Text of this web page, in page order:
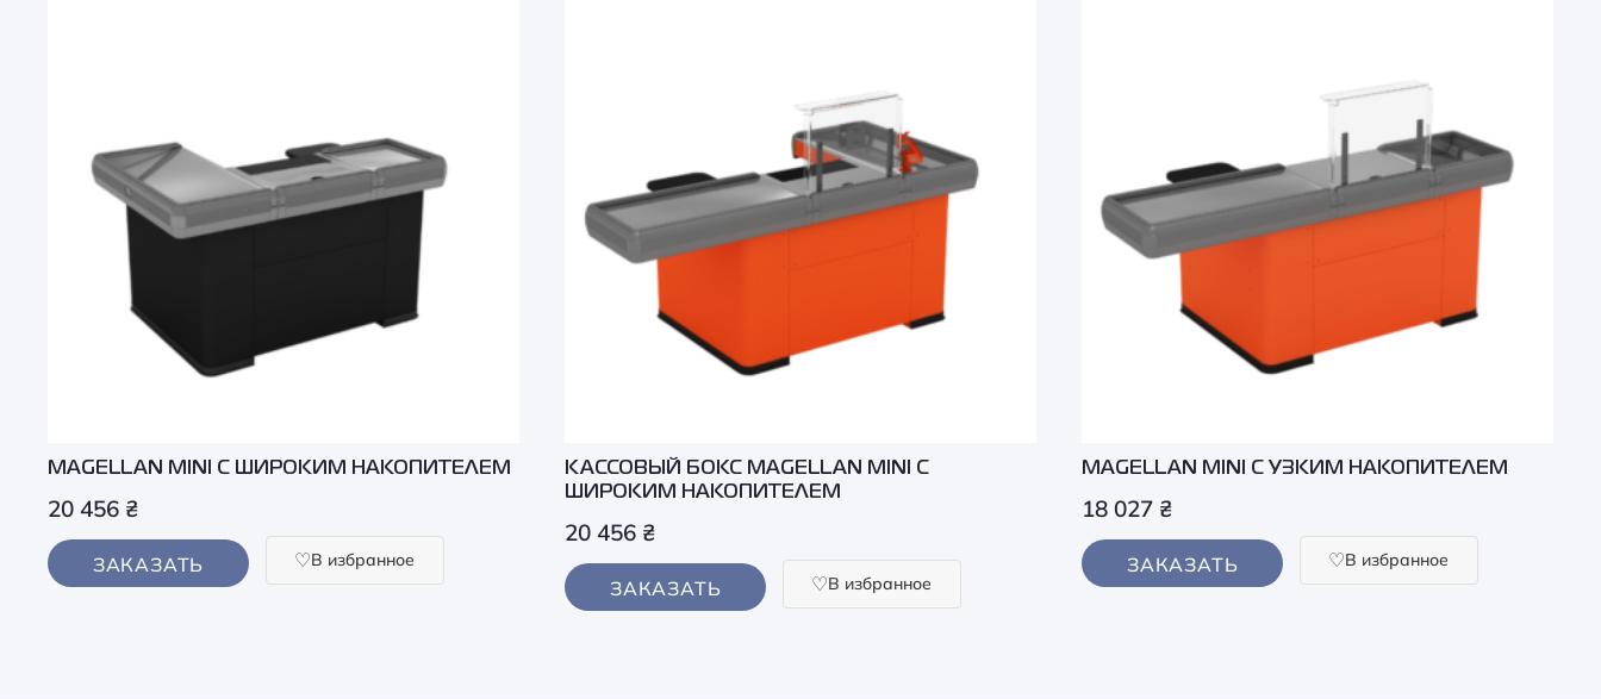
MAGELLAN MINI С ШИРОКИМ НАКОПИТЕЛЕМ
20 456 ₴
ЗАКАЗАТЬ В избранное
КАССОВЫЙ БОКС MAGELLAN MINI С
ШИРОКИМ НАКОПИТЕЛЕМ
20 456 ₴
ЗАКАЗАТЬ В избранное
MAGELLAN MINI С УЗКИМ НАКОПИТЕЛЕМ
18 027 ₴
ЗАКАЗАТЬ В избранное